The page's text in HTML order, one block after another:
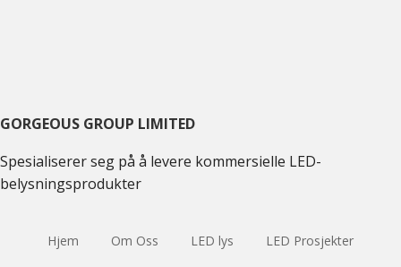
GORGEOUS GROUP LIMITED
Spesialiserer seg på å levere kommersielle LED-
belysningsprodukter
Hjem Om Oss LED lys LED Prosjekter